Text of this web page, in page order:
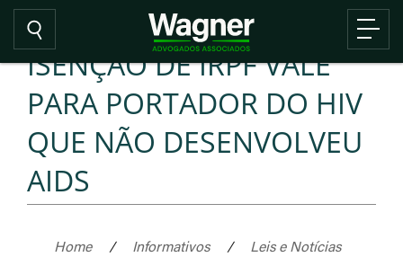
ISENÇÃO DE IRPF VALE
PARA PORTADOR DO HIV
QUE NÃO DESENVOLVEU
AIDS
Home / Informativos /
Leis e Notícias